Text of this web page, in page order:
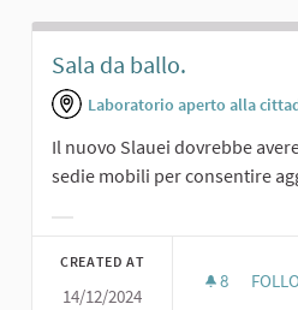
Sala da ballo.
Laboratorio aperto alla
Il nuovo Slauei dovrebbe
sedie mobili per consentire
CREATED AT
14/12/2024
8 8